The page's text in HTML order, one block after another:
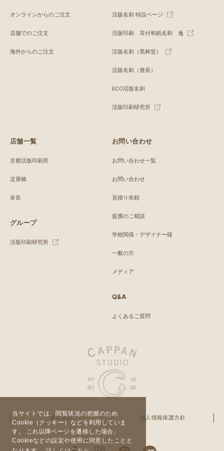
当サイトでは、閲覧状況の把握のため
Cookie（クッキー）などを利用していま
す。 これ以降ページを遷移した場合、
Cookieなどの設定や使用に同意したことと
オンラインからのご注文
店舗でのご注文
海外からのご注文
活版名刺 特設ページ
活版印刷 耳付和紙名刺 逸
活版名刺（黒林堂）
活版名刺（唐長）
ECO活版名刺
活版印刷研究所
店舗一覧
京都活版印刷所
淀屋橋
奈良
グループ
活版印刷研究所
お問い合わせ
お問い合わせ一覧
お問い合わせ
見積り依頼
提携のご相談
学校関係・デザイナー様
一般の方
メディア
Q&A
よくあるご質問
運営会社 個人情報保護方針